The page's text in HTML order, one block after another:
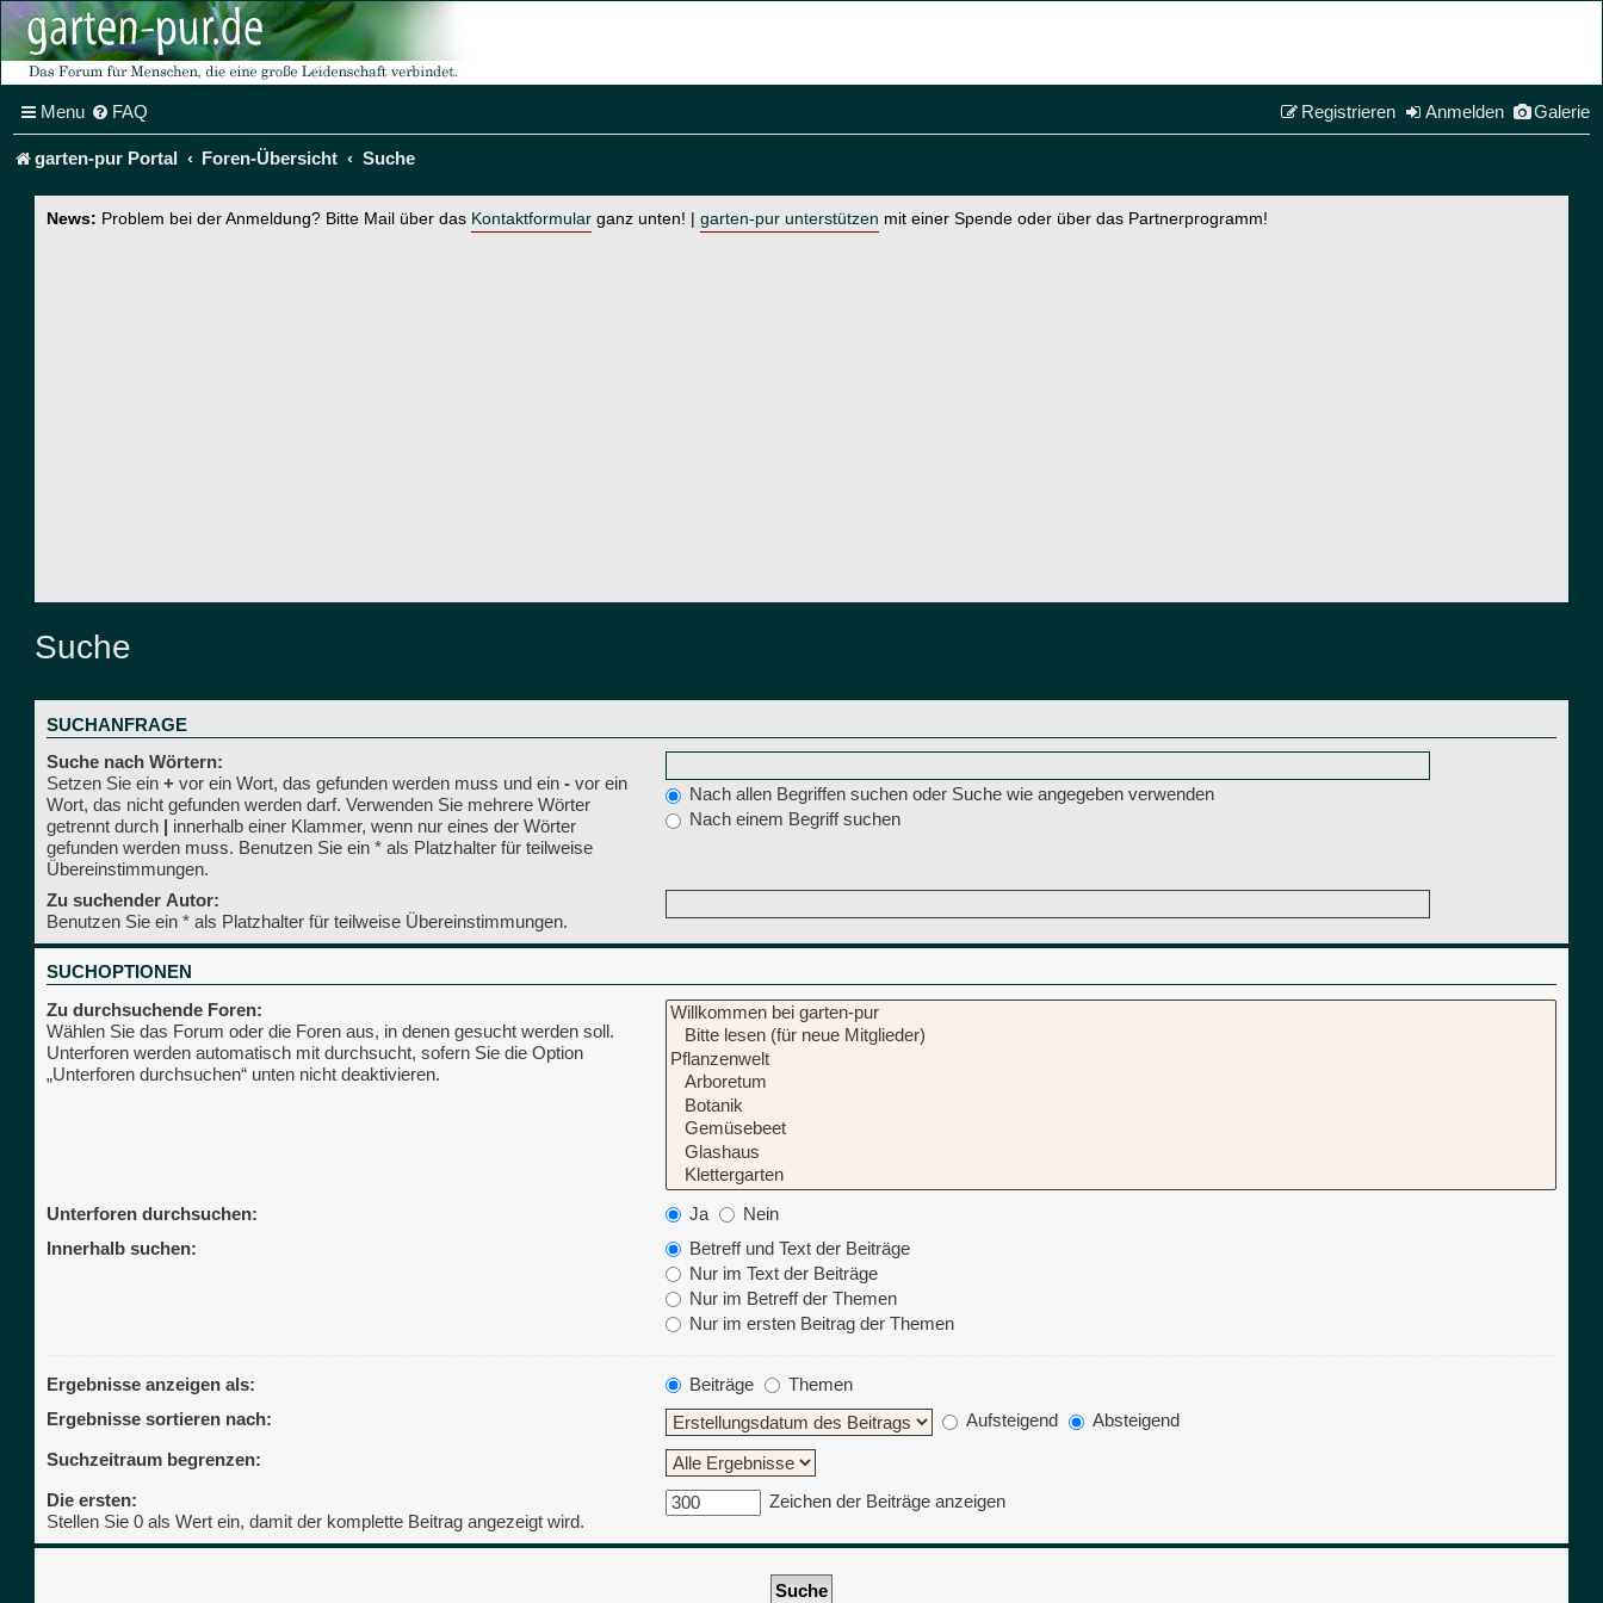
Menu FAQ Galerie
Anmelden
Registrieren
garten-pur Portal Foren-Übersicht Suche
News: Problem bei der Anmeldung? Bitte Mail über das Kontaktformular ganz unten! | garten-pur unterstützen mit einer Spende oder über das Partnerprogramm!
Suche
SUCHANFRAGE
Suche nach Wörtern:
Setzen Sie ein + vor ein Wort, das gefunden werden muss und ein - vor ein
Wort, das nicht gefunden werden darf. Verwenden Sie mehrere Wörter
getrennt durch | innerhalb einer Klammer, wenn nur eines der Wörter
gefunden werden muss. Benutzen Sie ein * als Platzhalter für teilweise
Übereinstimmungen.
Nach allen Begriffen suchen oder Suche wie angegeben verwenden
Nach einem Begriff suchen
Zu suchender Autor:
Benutzen Sie ein * als Platzhalter für teilweise Übereinstimmungen.
SUCHOPTIONEN
Zu durchsuchende Foren:
Wählen Sie das Forum oder die Foren aus, in denen gesucht werden soll.
Unterforen werden automatisch mit durchsucht, sofern Sie die Option
„Unterforen durchsuchen“ unten nicht deaktivieren.
Unterforen durchsuchen: Ja
Nein
Innerhalb suchen:
Betreff und Text der Beiträge
Nur im Text der Beiträge
Nur im Betreff der Themen
Nur im ersten Beitrag der Themen
Ergebnisse anzeigen als: Beiträge
Themen
Ergebnisse sortieren nach:
Aufsteigend
Absteigend
Suchzeitraum begrenzen:
Die ersten:
Stellen Sie 0 als Wert ein, damit der komplette Beitrag angezeigt wird.
Zeichen der Beiträge anzeigen